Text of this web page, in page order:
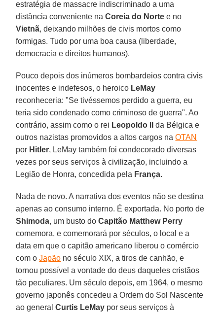
estratégia de massacre indiscriminado a uma
distância conveniente naCoreia do Norte e no
Vietnã, deixando milhões de civis mortos como
formigas. Tudo por uma boa causa (liberdade,
democracia e direitos humanos).
Pouco depois dos inúmeros bombardeios contra civis
inocentes e indefesos, o heroico LeMay
reconheceria: "Se tivéssemos perdido a guerra, eu
teria sido condenado como criminoso de guerra". Ao
contrário, assim como o rei Leopoldo II
da Bélgica e
outros nazistas promovidos a altos cargos naOTAN
por Hitler, LeMay também foi condecorado diversas
vezes por seus serviços à civilização, incluindo a
Legião de Honra, concedida pela França.
Nada de novo. A narrativa dos eventos não se destina
apenas ao consumo interno. É exportada. No porto de
Shimoda, um busto doCapitão Matthew Perry
comemora, e comemorará por séculos, o local e a
data em que o capitão americano liberou o comércio
com oJapão no século XIX, a tiros de canhão, e
tornou possível a vontade do deus daqueles cristãos
tão peculiares. Um século depois, em 1964, o mesmo
governo japonês concedeu a Ordem do Sol Nascente
ao general Curtis LeMay por seus serviços à